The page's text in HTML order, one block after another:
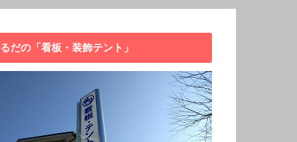
だの「看板・装飾テント」